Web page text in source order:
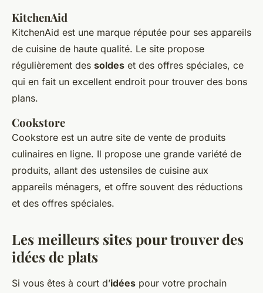
KitchenAid
KitchenAid est une marque réputée pour ses appareils
de cuisine de haute qualité. Le site propose
régulièrement des soldes et des offres spéciales, ce
qui en fait un excellent endroit pour trouver des bons
plans.
Cookstore
Cookstore est un autre site de vente de produits
culinaires en ligne. Il propose une grande variété de
produits, allant des ustensiles de cuisine aux
appareils ménagers, et offre souvent des réductions
et des offres spéciales.
Les meilleurs sites pour trouver des
idées de plats
Si vous êtes à court d’idées pour votre prochain